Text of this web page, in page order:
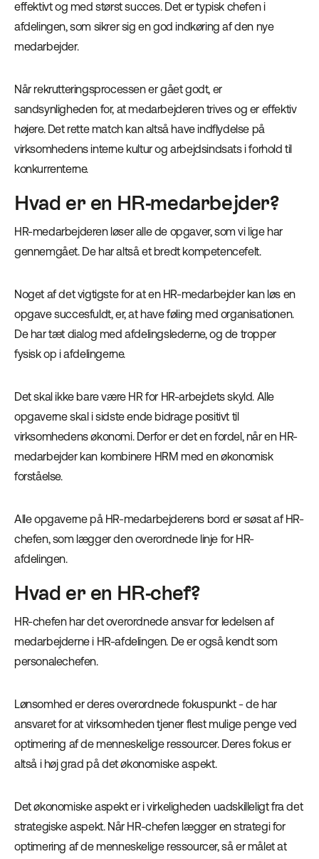
effektivt og med størst succes. Det er typisk chefen i
afdelingen, som sikrer sig en god indkøring af den nye
medarbejder.
Når rekrutteringsprocessen er gået godt, er
sandsynligheden for, at medarbejderen trives og er effektiv
højere. Det rette match kan altså have indflydelse på
virksomhedens interne kultur og arbejdsindsats i forhold til
konkurrenterne.
Hvad er en HR-medarbejder?
HR-medarbejderen løser alle de opgaver, som vi lige har
gennemgået. De har altså et bredt kompetencefelt.
Noget af det vigtigste for at en HR-medarbejder kan løs en
opgave succesfuldt, er, at have føling med organisationen.
De har tæt dialog med afdelingslederne, og de tropper
fysisk op i afdelingerne.
Det skal ikke bare være HR for HR-arbejdets skyld. Alle
opgaverne skal i sidste ende bidrage positivt til
virksomhedens økonomi. Derfor er det en fordel, når en HR-
medarbejder kan kombinere HRM med en økonomisk
forståelse.
Alle opgaverne på HR-medarbejderens bord er søsat af HR-
chefen, som lægger den overordnede linje for HR-
afdelingen.
Hvad er en HR-chef?
HR-chefen har det overordnede ansvar for ledelsen af
medarbejderne i HR-afdelingen. De er også kendt som
personalechefen.
Lønsomhed er deres overordnede fokuspunkt - de har
ansvaret for at virksomheden tjener flest mulige penge ved
optimering af de menneskelige ressourcer. Deres fokus er
altså i høj grad på det økonomiske aspekt.
Det økonomiske aspekt er i virkeligheden uadskilleligt fra det
strategiske aspekt. Når HR-chefen lægger en strategi for
optimering af de menneskelige ressourcer, så er målet at